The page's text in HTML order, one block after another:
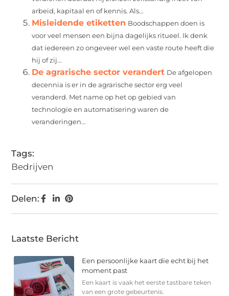
arbeid, kapitaal en of kennis. Als...
Misleidende etiketten Boodschappen doen is
voor veel mensen een bijna dagelijks ritueel. Ik denk
dat iedereen zo ongeveer wel een vaste route heeft die
hij of zij...
De agrarische sector verandert De afgelopen
decennia is er in de agrarische sector erg veel
veranderd. Met name op het op gebied van
technologie en automatisering waren de
veranderingen...
Tags:
Bedrijven
Delen:
Laatste Bericht
Een persoonlijke kaart die echt bij het
moment past
Een kaart is vaak het eerste tastbare teken
van een grote gebeurtenis.